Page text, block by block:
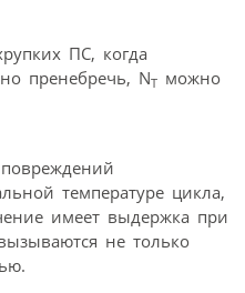
ПС, когда
пренебречь, NT можно
температуре цикла,
имеет выдержка при
не только